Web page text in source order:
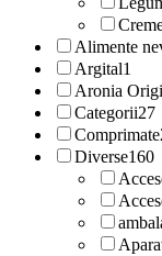
Alimente
Argital1
Aronia
Categorii27
Comprimate
Diverse160